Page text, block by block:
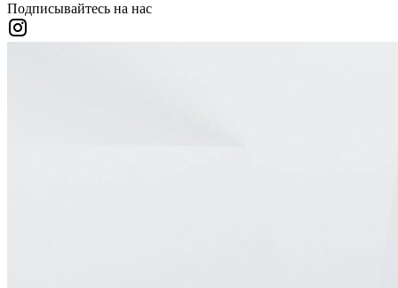
Подписывайтесь на нас